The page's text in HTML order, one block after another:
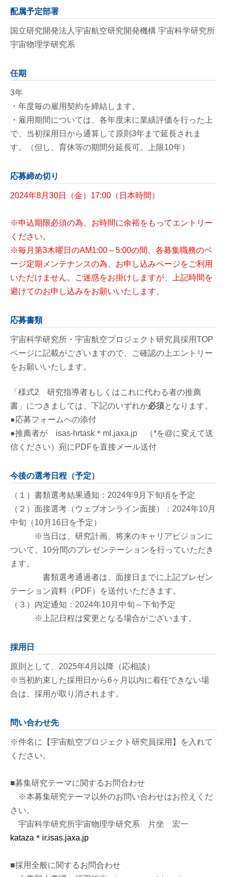
配属予定部署
国立研究開発法人宇宙航空研究開発機構 宇宙科学研究所
宇宙物理学研究系
任期
3年
・年度毎の雇用契約を締結します。
・雇用期間については、各年度末に業績評価を行った上
で、当初採用日から通算して原則3年まで延長されま
す。（但し、育休等の期間分延長可。上限10年）
応募締め切り
2024年8月30日（金）17:00（日本時間）
※申込期限必須の為、お時間に余裕をもってエントリー
ください。
※毎月第3木曜日のAM1:00～5:00の間、各募集職務のペ
ージ定期メンテナンスの為、お申し込みページをご利用
いただけません。ご迷惑をお掛けしますが、上記時間を
避けてのお申し込みをお願いいたします。
応募書類
宇宙科学研究所・宇宙航空プロジェクト研究員採用TOP
ページに記載がございますので、ご確認の上エントリー
をお願いいたします。
「様式2 研究指導者もしくはこれに代わる者の推薦
書」につきましては、下記のいずれか必須となります。
●応募フォームへの添付
●推薦者が isas-hrtask＊ml.jaxa.jp （*を@に変えて送
信ください）宛にPDFを直接メール送付
今後の選考日程（予定）
（１）書類選考結果通知：2024年9月下旬頃を予定
（２）面接選考（ウェブオンライン面接）：2024年10月
中旬（10月16日を予定）
※当日は、研究計画、将来のキャリアビジョンに
ついて、10分間のプレゼンテーションを行っていただき
ます。
書類選考通過者は、面接日までに上記プレゼン
テーション資料（PDF）を送付いただきます。
（３）内定通知：2024年10月中旬～下旬予定
※上記日程は変更となる場合がございます。
採用日
原則として、2025年4月以降（応相談）
※当初約束した採用日から6ヶ月以内に着任できない場
合は、採用が取り消されます。
問い合わせ先
※件名に【宇宙航空プロジェクト研究員採用】を入れて
ください。
■募集研究テーマに関するお問合わせ
※本募集研究テーマ以外のお問い合わせはお控えくだ
さい。
宇宙科学研究所宇宙物理学研究系 片坐 宏一
kataza＊ir.isas.jaxa.jp
■採用全般に関するお問合わせ